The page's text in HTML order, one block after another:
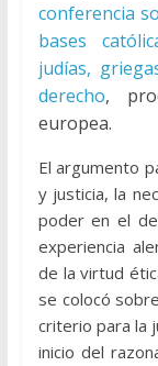
conferencia
bases
judías,
derecho,
europea.
El argumento
y justicia, la
poder en el
experiencia
de la virtud
se colocó
criterio para la
inicio del